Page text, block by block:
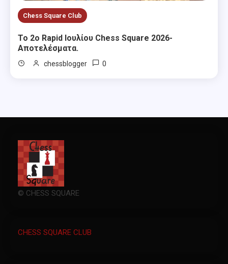
Chess Square Club
Το 2ο Rapid Ιουλίου Chess Square 2026-
Αποτελέσματα.
chessblogger 0
© CHESS SQUARE
CHESS SQUARE CLUB